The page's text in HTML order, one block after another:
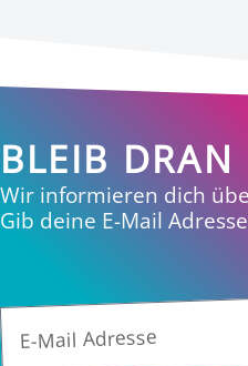
BLEIB DRAN
Wir informieren dich
Gib deine E-Mail